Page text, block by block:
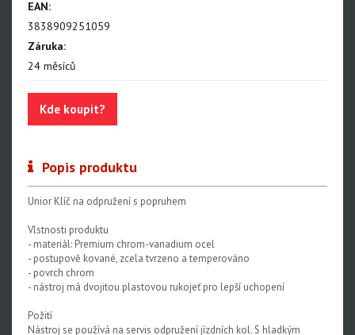
Montážní stojany
Sety nářadí
Dílenské vybavení
EAN:
3838909251059
Záruka:
24 měsíců
Kde koupit?
Popis produktu
Unior Klíč na odpružení s popruhem
Vlstnosti produktu
- materiál: Premium chrom-vanadium ocel
- postupově kované, zcela tvrzeno a temperováno
- povrch chrom
- nástroj má dvojitou plastovou rukojeť pro lepší uchopení
Požití
Nástroj se používá na servis odpružení jízdních kol. S hladkým